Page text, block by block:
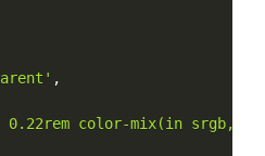
,
0.22rem color-mix(in srgb,